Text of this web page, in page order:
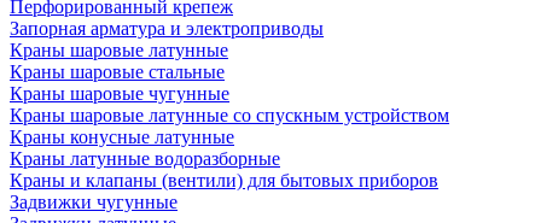
Перфорированный крепеж
Запорная арматура и электроприводы
Краны шаровые латунные
Краны шаровые стальные
Краны шаровые чугунные
Краны шаровые латунные со спускным устройством
Краны конусные латунные
Краны латунные водоразборные
Краны и клапаны (вентили) для бытовых приборов
Задвижки чугунные